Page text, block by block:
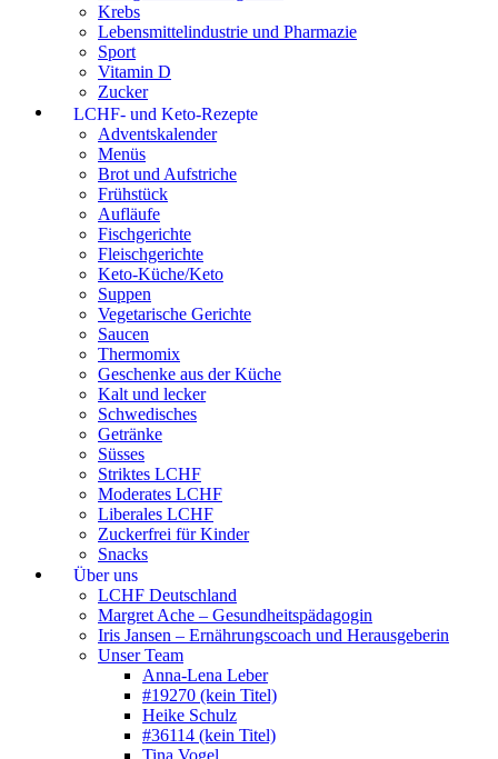
Krebs
Lebensmittelindustrie und Pharmazie
Sport
Vitamin D
Zucker
LCHF- und Keto-Rezepte
Adventskalender
Menüs
Brot und Aufstriche
Frühstück
Aufläufe
Fischgerichte
Fleischgerichte
Keto-Küche/Keto
Suppen
Vegetarische Gerichte
Saucen
Thermomix
Geschenke aus der Küche
Kalt und lecker
Schwedisches
Getränke
Süsses
Striktes LCHF
Moderates LCHF
Liberales LCHF
Zuckerfrei für Kinder
Snacks
Über uns
LCHF Deutschland
Margret Ache – Gesundheitspädagogin
Iris Jansen – Ernährungscoach und Herausgeberin
Unser Team
Anna-Lena Leber
#19270 (kein Titel)
Heike Schulz
#36114 (kein Titel)
Tina Vogel